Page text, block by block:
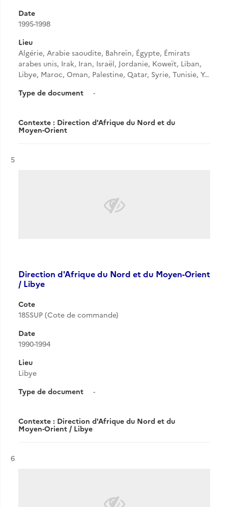
Date
1995-1998
Lieu
Algérie, Arabie saoudite, Bahreïn, Égypte, Émirats
arabes unis, Irak, Iran, Israël, Jordanie, Koweït, Liban,
Libye, Maroc, Oman, Palestine, Qatar, Syrie, Tunisie, Y…
Type de document
-
Contexte : Direction d'Afrique du Nord et du
Moyen-Orient
Résultat n°
5
Direction d'Afrique du Nord et du Moyen-Orient
/ Libye
Cote
185SUP (Cote de commande)
Date
1990-1994
Lieu
Libye
Type de document
-
Contexte : Direction d'Afrique du Nord et du
Moyen-Orient / Libye
Résultat n°
6